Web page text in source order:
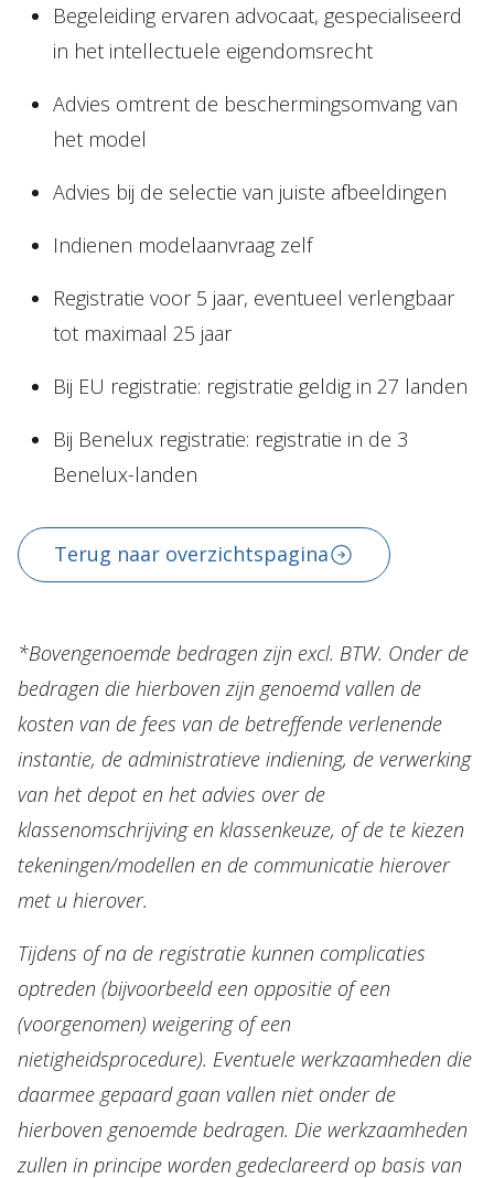
Begeleiding ervaren advocaat, gespecialiseerd
in het intellectuele eigendomsrecht
Advies omtrent de beschermingsomvang van
het model
Advies bij de selectie van juiste afbeeldingen
Indienen modelaanvraag zelf
Registratie voor 5 jaar, eventueel verlengbaar
tot maximaal 25 jaar
Bij EU registratie: registratie geldig in 27 landen
Bij Benelux registratie: registratie in de 3
Benelux-landen
Terug naar overzichtspagina
*Bovengenoemde bedragen zijn excl. BTW. Onder de
bedragen die hierboven zijn genoemd vallen de
kosten van de fees van de betreffende verlenende
instantie, de administratieve indiening, de verwerking
van het depot en het advies over de
klassenomschrijving en klassenkeuze, of de te kiezen
tekeningen/modellen en de communicatie hierover
met u hierover.
Tijdens of na de registratie kunnen complicaties
optreden (bijvoorbeeld een oppositie of een
(voorgenomen) weigering of een
nietigheidsprocedure). Eventuele werkzaamheden die
daarmee gepaard gaan vallen niet onder de
hierboven genoemde bedragen. Die werkzaamheden
zullen in principe worden gedeclareerd op basis van